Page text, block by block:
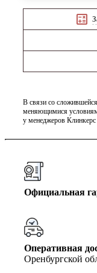
В связи со
меняющимися
у менеджеров Клинкерс
Официальная
Оперативная
Оренбургской